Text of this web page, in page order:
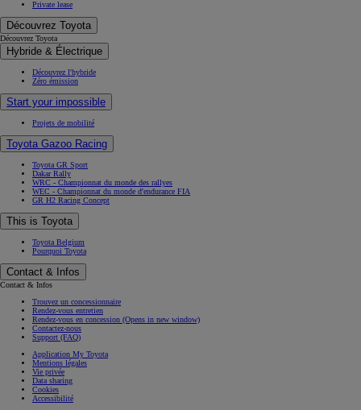
Private lease
Découvrez Toyota
Découvrez Toyota
Hybride & Électrique
Découvrez l'hybride
Zéro émission
Start your impossible
Projets de mobilité
Toyota Gazoo Racing
Toyota GR Sport
Dakar Rally
WRC - Championnat du monde des rallyes
WEC - Championnat du monde d'endurance FIA
GR H2 Racing Concept
This is Toyota
Toyota Belgium
Pourquoi Toyota
Contact & Infos
Contact & Infos
Trouvez un concessionnaire
Rendez-vous entretien
Rendez-vous en concession (Opens in new window)
Contactez-nous
Support (FAQ)
Application My Toyota
Mentions légales
Vie privée
Data sharing
Cookies
Accessibilité